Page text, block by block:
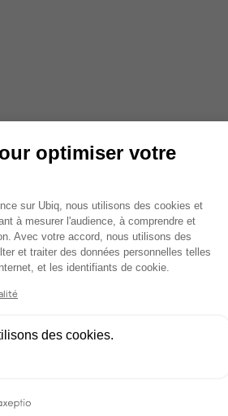
optimiser votre
du
sur Ubiq, nous utilisons des cookies et
à mesurer l'audience, à comprendre et
Avec votre accord, nous utilisons des
et traiter des données personnelles telles
et les identifiants de cookie.
des cookies.
Axeptio consent